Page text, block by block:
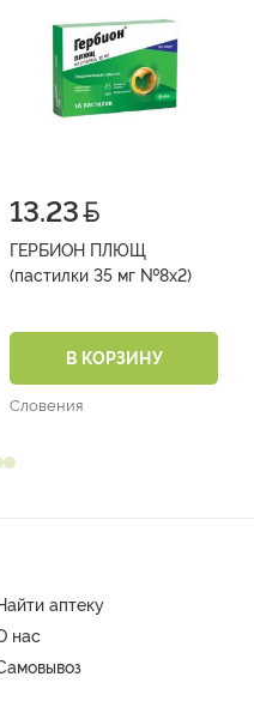
13.23
ГЕРБИОН ПЛЮЩ
(пастилки 35 мг №8х2)
В КОРЗИНУ
Словения
аптеку
нас